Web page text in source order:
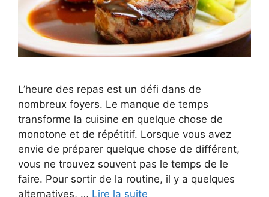
L’heure des repas est un défi dans de
nombreux foyers. Le manque de temps
transforme la cuisine en quelque chose de
monotone et de répétitif. Lorsque vous avez
envie de préparer quelque chose de différent,
vous ne trouvez souvent pas le temps de le
faire. Pour sortir de la routine, il y a quelques
alternatives, … Lire la suite